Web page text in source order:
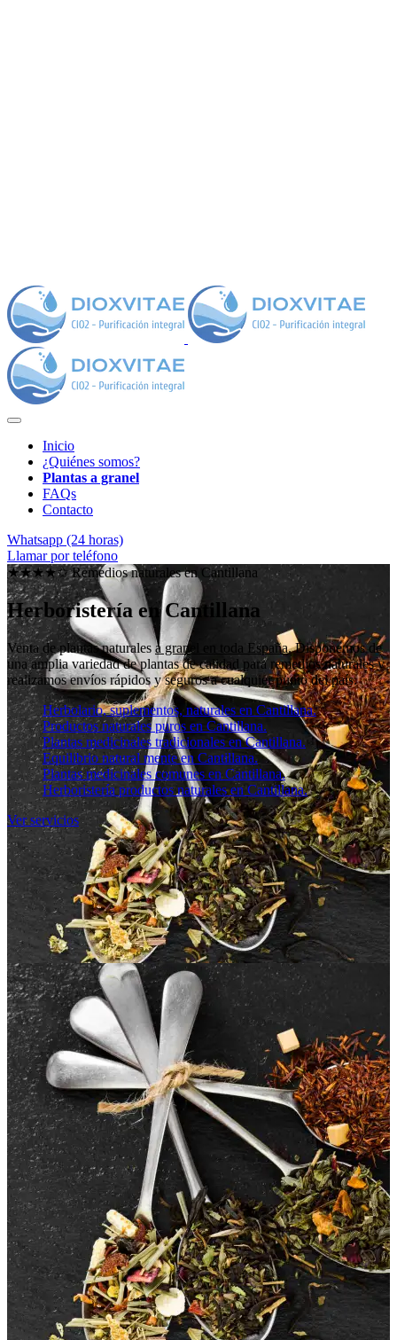
Inicio
¿Quiénes somos?
Plantas a granel
FAQs
Contacto
Whatsapp (24 horas)
Llamar por teléfono
★★★★✩ Remedios naturales en Cantillana
Herboristería en Cantillana
Venta de plantas naturalesa granel en toda España. Disponemos de
una amplia variedad de plantas de calidad para remedios naturales y
realizamos envíos rápidos y seguros a cualquier punto del país.
Herbolario, suplementos, naturales en Cantillana.
Productos naturales puros en Cantillana.
Plantas medicinales tradicionales en Cantillana.
Equilibrio natural mente en Cantillana.
Plantas medicinales comunes en Cantillana.
Herboristería productos naturales en Cantillana.
Ver servicios